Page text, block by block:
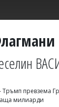
Тръмп превзема
милиарди